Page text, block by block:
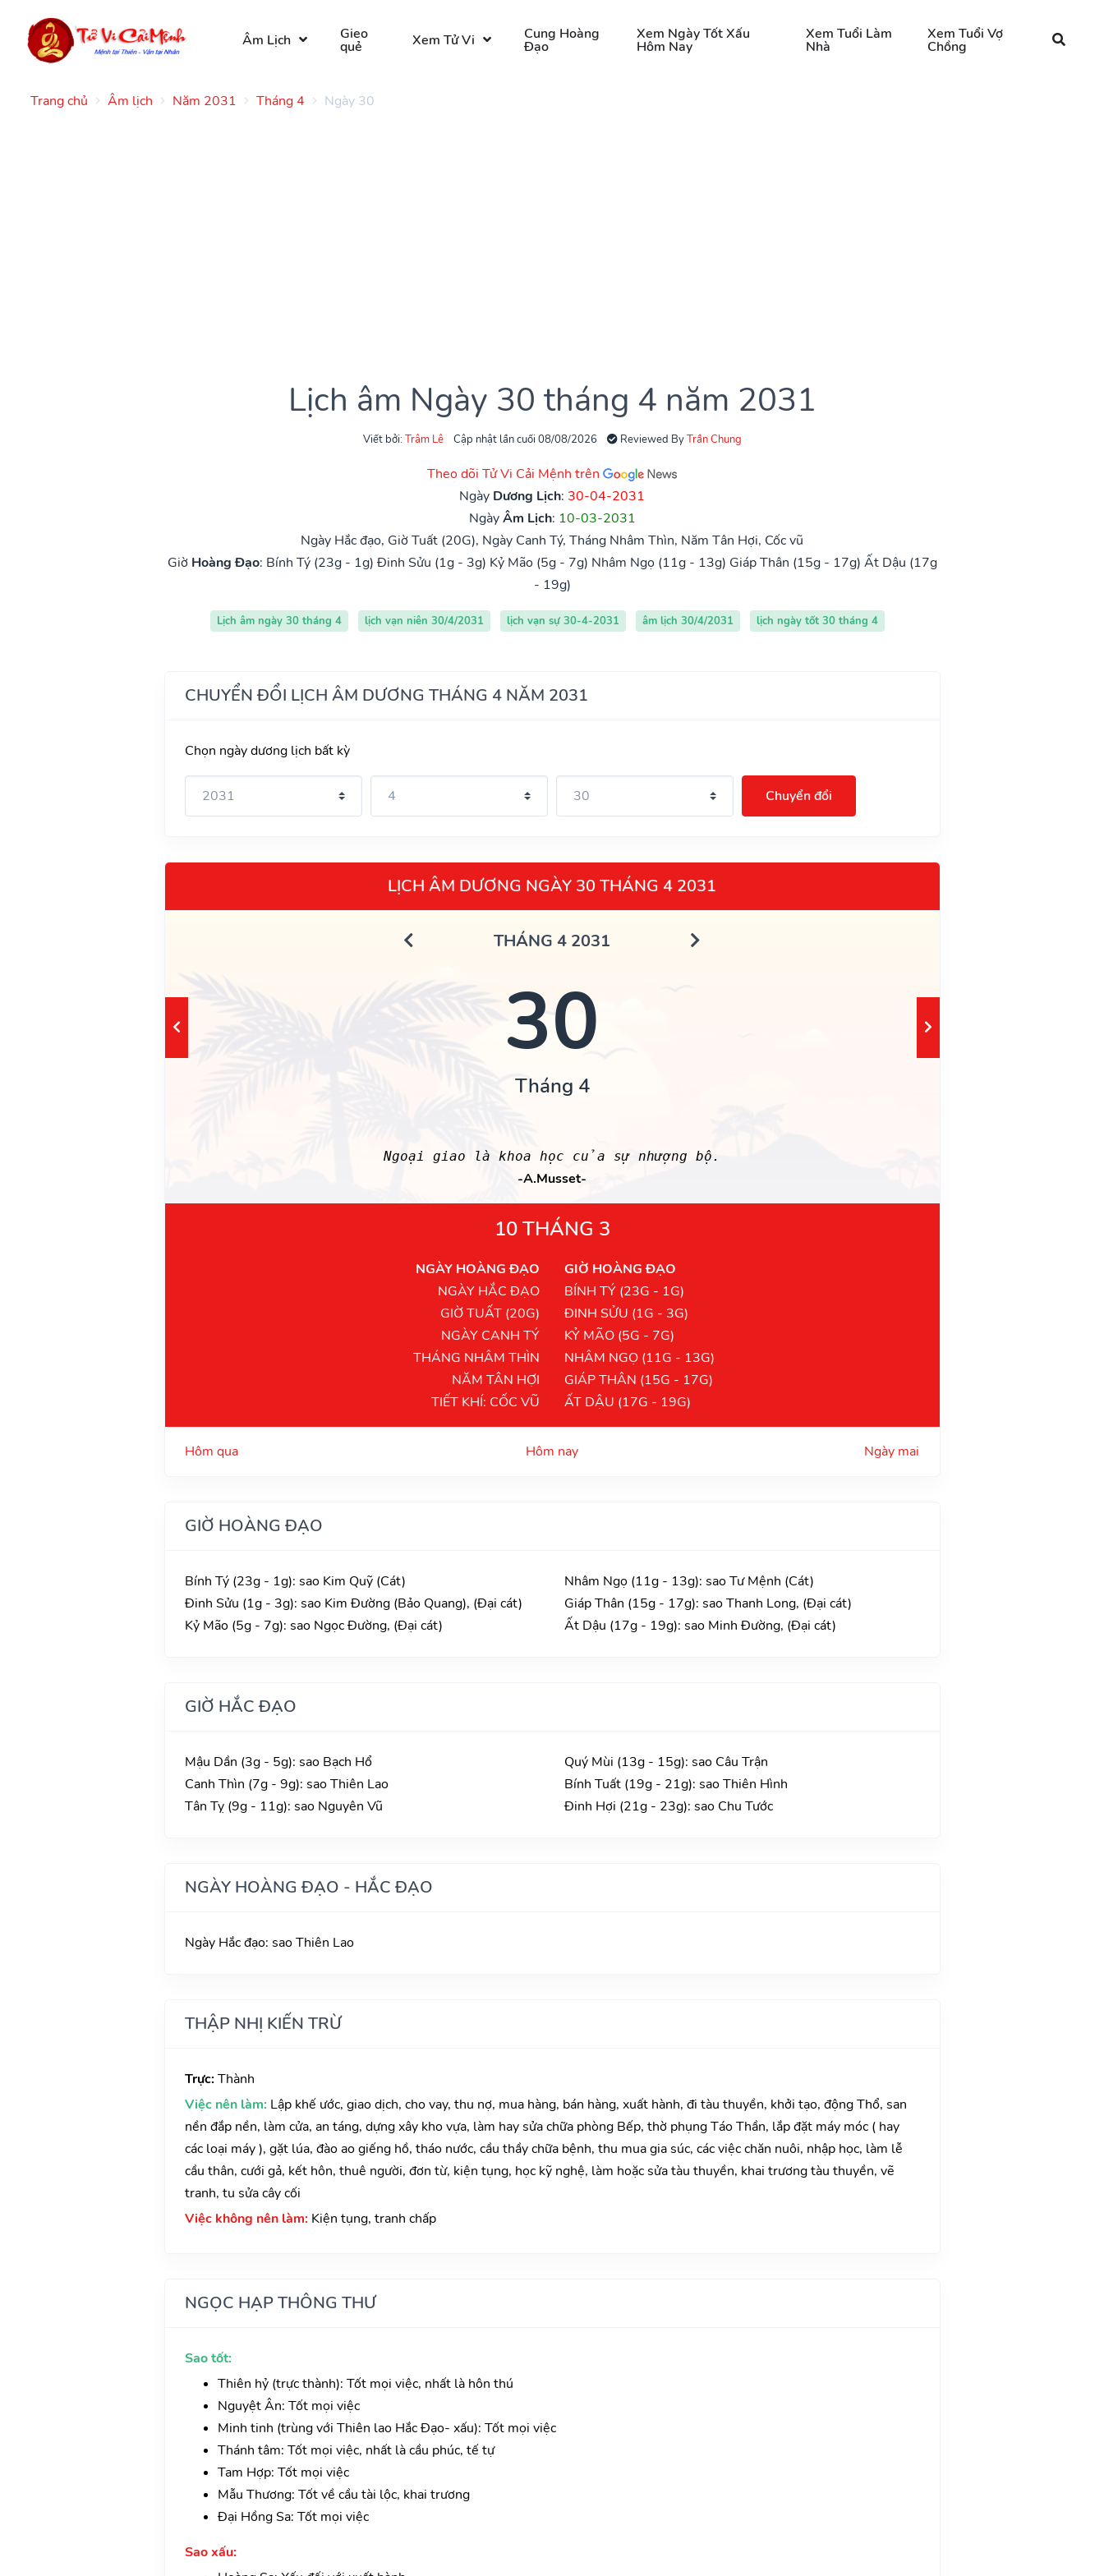
Âm Lịch Gieo
quẻ Xem Tử Vi Cung Hoàng
Đạo
Xem Ngày Tốt Xấu
Hôm Nay
Xem Tuổi Làm
Nhà
Xem Tuổi Vợ
Chồng
Trang chủ Âm lịch Năm 2031 Tháng 4 Ngày 30
Lịch âm Ngày 30 tháng 4 năm 2031
Viết bởi: Trâm Lê Cập nhật lần cuối 08/08/2026 Reviewed ByTrần Chung
Theo dõi Tử Vi Cải Mệnh trên
Ngày Dương Lịch: 30-04-2031
NgàyÂm Lịch: 10-03-2031
Ngày Hắc đạo, Giờ Tuất (20G), Ngày Canh Tý, Tháng Nhâm Thìn, Năm Tân Hợi, Cốc vũ
Giờ Hoàng Đạo: Bính Tý (23g - 1g) Đinh Sửu (1g - 3g) Kỷ Mão (5g - 7g) Nhâm Ngọ (11g - 13g) Giáp Thân (15g - 17g) Ất Dậu (17g
- 19g)
Lịch âm ngày 30 tháng 4 lịch vạn niên 30/4/2031 lịch vạn sự 30-4-2031 âm lịch 30/4/2031 lịch ngày tốt 30 tháng 4
CHUYỂN ĐỔI LỊCH ÂM DƯƠNG THÁNG 4 NĂM 2031
Chọn ngày dương lịch bất kỳ
Chuyển đổi
LỊCH ÂM DƯƠNG NGÀY 30 THÁNG 4 2031
THÁNG 4 2031
30
Tháng 4
Ngoại giao là khoa học của sự nhượng bộ.
-A.Musset-
10 THÁNG 3
NGÀY HOÀNG ĐẠO
NGÀY HẮC ĐẠO
GIỜ TUẤT (20G)
NGÀY CANH TÝ
THÁNG NHÂM THÌN
NĂM TÂN HỢI
TIẾT KHÍ: CỐC VŨ
GIỜ HOÀNG ĐẠO
BÍNH TÝ (23G - 1G)
ĐINH SỬU (1G - 3G)
KỶ MÃO (5G - 7G)
NHÂM NGỌ (11G - 13G)
GIÁP THÂN (15G - 17G)
ẤT DẬU (17G - 19G)
Hôm qua Hôm nay Ngày mai
GIỜ HOÀNG ĐẠO
Bính Tý (23g - 1g): sao Kim Quỹ (Cát)
Đinh Sửu (1g - 3g): sao Kim Đường (Bảo Quang), (Đại cát)
Kỷ Mão (5g - 7g): sao Ngọc Đường, (Đại cát)
Nhâm Ngọ (11g - 13g): sao Tư Mệnh (Cát)
Giáp Thân (15g - 17g): sao Thanh Long, (Đại cát)
Ất Dậu (17g - 19g): sao Minh Đường, (Đại cát)
GIỜ HẮC ĐẠO
Mậu Dần (3g - 5g): sao Bạch Hổ
Canh Thìn (7g - 9g): sao Thiên Lao
Tân Tỵ (9g - 11g): sao Nguyên Vũ
Quý Mùi (13g - 15g): sao Câu Trận
Bính Tuất (19g - 21g): sao Thiên Hình
Đinh Hợi (21g - 23g): sao Chu Tước
NGÀY HOÀNG ĐẠO - HẮC ĐẠO
Ngày Hắc đạo: sao Thiên Lao
THẬP NHỊ KIẾN TRỪ
Trực: Thành
Việc nên làm: Lập khế ước, giao dịch, cho vay, thu nợ, mua hàng, bán hàng, xuất hành, đi tàu thuyền, khởi tạo, động Thổ, san
nền đắp nền, làm cửa, an táng, dựng xây kho vựa, làm hay sửa chữa phòng Bếp, thờ phụng Táo Thần, lắp đặt máy móc ( hay
các loại máy ), gặt lúa, đào ao giếng hồ, tháo nước, cầu thầy chữa bệnh, thu mua gia súc, các việc chăn nuôi, nhập học, làm lễ
cầu thân, cưới gả, kết hôn, thuê người, đơn từ, kiện tụng, học kỹ nghệ, làm hoặc sửa tàu thuyền, khai trương tàu thuyền, vẽ
tranh, tu sửa cây cối
Việc không nên làm: Kiện tụng, tranh chấp
NGỌC HẠP THÔNG THƯ
Sao tốt:
Thiên hỷ (trực thành): Tốt mọi việc, nhất là hôn thú
Nguyệt Ân: Tốt mọi việc
Minh tinh (trùng với Thiên lao Hắc Đạo- xấu): Tốt mọi việc
Thánh tâm: Tốt mọi việc, nhất là cầu phúc, tế tự
Tam Hợp: Tốt mọi việc
Mẫu Thương: Tốt về cầu tài lộc, khai trương
Đại Hồng Sa: Tốt mọi việc
Sao xấu: